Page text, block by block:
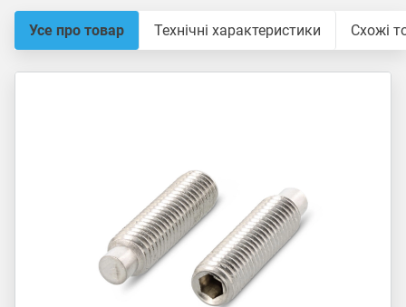
Усе про товар Технічні характеристики Схожі